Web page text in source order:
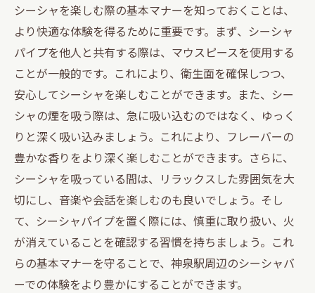
シーシャバーで一日の疲れを癒す方法
神泉駅のリラックスできるシーシャ空間
静かな時間を楽しむバーの選び方
シーシャ初心者も安心神泉駅で最高のリラック
ス
初心者歓迎のシーシャバーとは
シーシャ初心者が知っておくべきこと
初めてのシーシャ体験の楽しみ方
初心者でも安心のフレンドリーなサービス
シーシャを楽しむための基礎知識
神泉駅で初心者にお勧めのフレーバー
神泉駅のシーシャバーで特別なひとときを
シーシャを楽しむ際の基本マナーを知っておくことは、
より快適な体験を得るために重要です。まず、シーシャ
パイプを他人と共有する際は、マウスピースを使用する
ことが一般的です。これにより、衛生面を確保しつつ、
安心してシーシャを楽しむことができます。また、シー
シャの煙を吸う際は、急に吸い込むのではなく、ゆっく
りと深く吸い込みましょう。これにより、フレーバーの
豊かな香りをより深く楽しむことができます。さらに、
シーシャを吸っている間は、リラックスした雰囲気を大
切にし、音楽や会話を楽しむのも良いでしょう。そし
て、シーシャパイプを置く際には、慎重に取り扱い、火
が消えていることを確認する習慣を持ちましょう。これ
らの基本マナーを守ることで、神泉駅周辺のシーシャバ
ーでの体験をより豊かにすることができます。